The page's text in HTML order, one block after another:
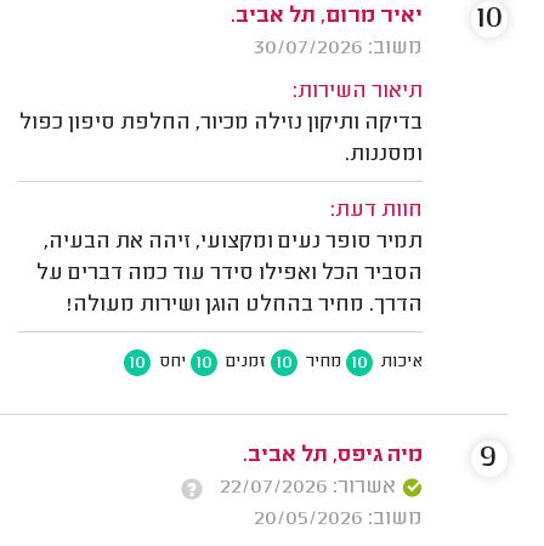
יאיר מרום, תל אביב.
משוב: 30/07/2026
תיאור השירות:
בדיקה ותיקון נזילה מכיור, החלפת סיפון כפול
ומסננות.
חוות דעת:
תמיר סופר נעים ומקצועי, זיהה את הבעיה,
הסביר הכל ואפילו סידר עוד כמה דברים על
הדרך. מחיר בהחלט הוגן ושירות מעולה!
איכות 10 מחיר 10 זמנים 10 יחס 10
10
מיה גיפס, תל אביב.
אשרור: 22/07/2026
משוב: 20/05/2026
9